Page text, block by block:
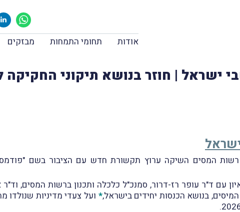
אודות תחומי התמחות מבזקים
ישראל | חוזר בנושא תיקוני
מיום 4.10.2022 דיווחנו, כי רשות המסים השיקה ערוץ תקשורת חדש עם הציבור
עם ד"ר עופר רז-דרור, סמנכ"ל כלכלה ותכנון ברשות המסים, וד"ר
בנושא הכנסות יחידים בישראל,* ועל צעדי מדיניות